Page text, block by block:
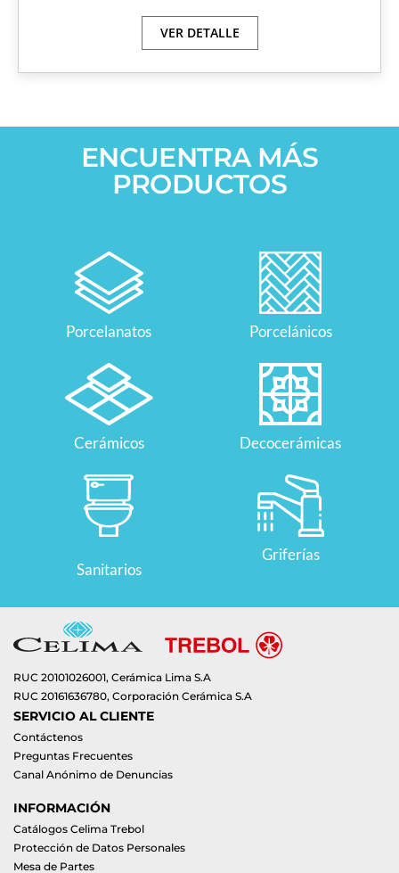
VER DETALLE
ENCUENTRA MÁS
PRODUCTOS
Porcelanatos Porcelánicos
Cerámicos Decocerámicas
Sanitarios
Griferías
RUC 20101026001, Cerámica Lima S.A
RUC 20161636780, Corporación Cerámica S.A
SERVICIO AL CLIENTE
Contáctenos
Preguntas Frecuentes
Canal Anónimo de Denuncias
INFORMACIÓN
Catálogos Celima Trebol
Protección de Datos Personales
Mesa de Partes